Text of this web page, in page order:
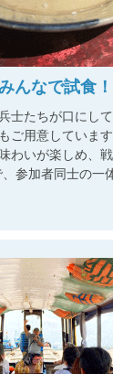
んなで試食！
士たちが口にし
ご用意していま
わいが楽しめ、
参加者同士の一